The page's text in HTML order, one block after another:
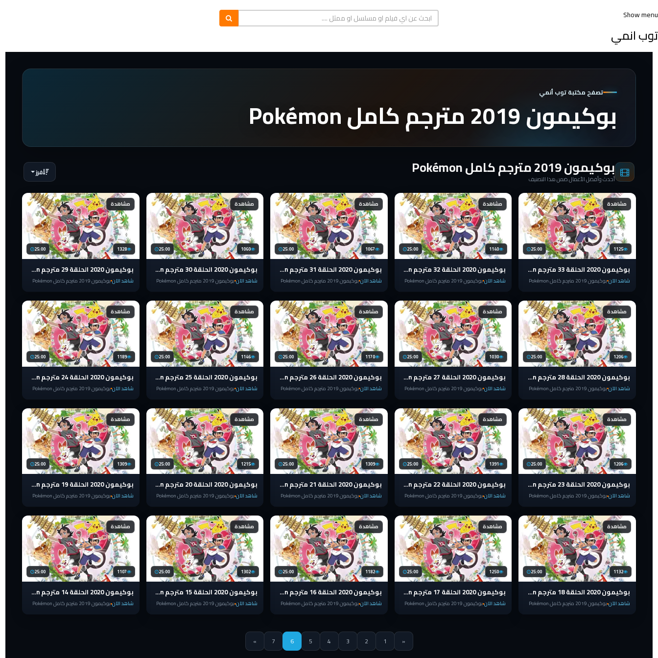
Show menu
توب انمي
تصفح مكتبة توب أنمي
بوكيمون 2019 مترجم كامل Pokémon
بوكيمون 2019 مترجم كامل Pokémon
أحدث وأفضل الأعمال ضمن هذا التصنيف
فرز
مشاهدة
25:00 1125
بوكيمون 2020 الحلقة 33 مترجم pokemon الدرع والسيف
شاهد الآن بوكيمون 2019 مترجم كامل Pokémon
مشاهدة
25:00 1140
بوكيمون 2020 الحلقة 32 مترجم pokemon الدرع والسيف
شاهد الآنبوكيمون 2019 مترجم كامل Pokémon
مشاهدة
25:00 1067
بوكيمون 2020 الحلقة 31 مترجم pokemon الدرع والسيف
شاهد الآن بوكيمون 2019 مترجم كامل Pokémon
مشاهدة
25:00 1060
بوكيمون 2020 الحلقة 30 مترجم pokemon الدرع والسيف
شاهد الآنبوكيمون 2019 مترجم كامل Pokémon
مشاهدة
25:00 1328
بوكيمون 2020 الحلقة 29 مترجم pokemon الدرع والسيف
شاهد الآنبوكيمون 2019 مترجم كامل Pokémon
مشاهدة
25:00 1206
بوكيمون 2020 الحلقة 28 مترجم pokemon الدرع والسيف
شاهد الآن بوكيمون 2019 مترجم كامل Pokémon
مشاهدة
25:00 1030
بوكيمون 2020 الحلقة 27 مترجم pokemon الدرع والسيف
شاهد الآنبوكيمون 2019 مترجم كامل Pokémon
مشاهدة
25:00 1170
بوكيمون 2020 الحلقة 26 مترجم pokemon الدرع والسيف
شاهد الآن بوكيمون 2019 مترجم كامل Pokémon
مشاهدة
25:00 1146
بوكيمون 2020 الحلقة 25 مترجم pokemon الدرع والسيف
شاهد الآنبوكيمون 2019 مترجم كامل Pokémon
مشاهدة
25:00 1189
بوكيمون 2020 الحلقة 24 مترجم pokemon الدرع والسيف
شاهد الآنبوكيمون 2019 مترجم كامل Pokémon
مشاهدة
25:00 1206
بوكيمون 2020 الحلقة 23 مترجم pokemon الدرع والسيف
شاهد الآن بوكيمون 2019 مترجم كامل Pokémon
مشاهدة
25:00 1391
بوكيمون 2020 الحلقة 22 مترجم pokemon الدرع والسيف
شاهد الآنبوكيمون 2019 مترجم كامل Pokémon
مشاهدة
25:00 1309
بوكيمون 2020 الحلقة 21 مترجم pokemon الدرع والسيف
شاهد الآن بوكيمون 2019 مترجم كامل Pokémon
مشاهدة
25:00 1215
بوكيمون 2020 الحلقة 20 مترجم pokemon الدرع والسيف
شاهد الآنبوكيمون 2019 مترجم كامل Pokémon
مشاهدة
25:00 1309
بوكيمون 2020 الحلقة 19 مترجم pokemon الدرع والسيف
شاهد الآنبوكيمون 2019 مترجم كامل Pokémon
مشاهدة
25:00 1132
بوكيمون 2020 الحلقة 18 مترجم pokemon الدرع والسيف
شاهد الآن بوكيمون 2019 مترجم كامل Pokémon
مشاهدة
25:00 1250
بوكيمون 2020 الحلقة 17 مترجم pokemon الدرع والسيف
شاهد الآنبوكيمون 2019 مترجم كامل Pokémon
مشاهدة
25:00 1182
بوكيمون 2020 الحلقة 16 مترجم pokemon الدرع والسيف
شاهد الآن بوكيمون 2019 مترجم كامل Pokémon
مشاهدة
25:00 1302
بوكيمون 2020 الحلقة 15 مترجم pokemon الدرع والسيف
شاهد الآنبوكيمون 2019 مترجم كامل Pokémon
مشاهدة
25:00 1107
بوكيمون 2020 الحلقة 14 مترجم pokemon الدرع والسيف
شاهد الآنبوكيمون 2019 مترجم كامل Pokémon
«
1
2
3
4
5
6
7
»